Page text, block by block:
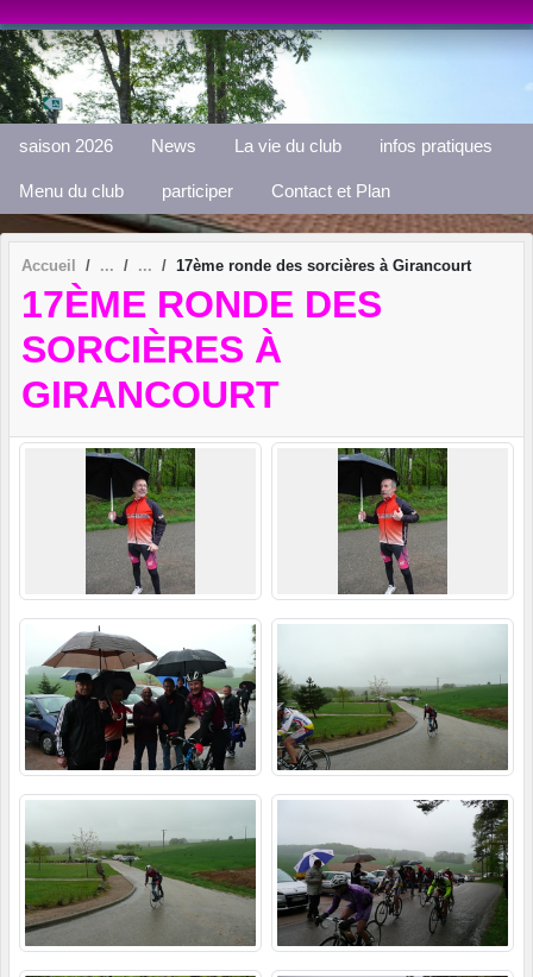
saison 2026 News La vie du club infos pratiques
Menu du club participer Contact et Plan
Accueil 17ème ronde des sorcières à Girancourt
17ÈME RONDE DES
SORCIÈRES À
GIRANCOURT